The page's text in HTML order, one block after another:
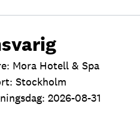
Mora Hotell & Spa
Stockholm
2026-08-31